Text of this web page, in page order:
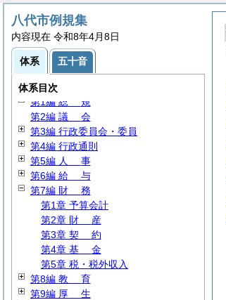
八代市例規集
内容現在 令和8年4月8日
体系 五十音
体系目次
第1編 総 規
第2編 議 会
第3編 行政委員会・委員
第4編 行政通則
第5編 人 事
第6編 給 与
第7編 財 務
第1章 予算会計
第2章 財 産
第3章 契 約
第4章 基 金
第5章 税・税外収入
第8編 教 育
第9編 厚 生